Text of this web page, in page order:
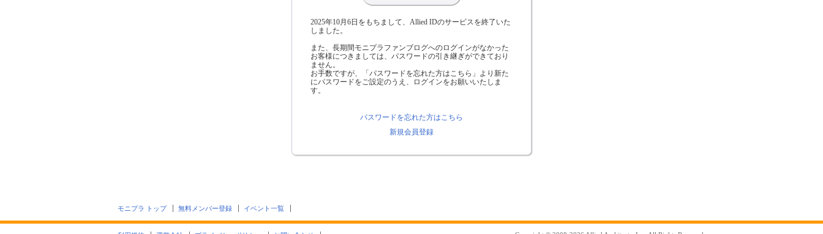
2025年10月6日をもちまして、Allied IDのサービスを終了いた
しました。
また、長期間モニプラファンブログへのログインがなかった
お客様につきましては、パスワードの引き継ぎができており
ません。
お手数ですが、「パスワードを忘れた方はこちら」より新た
にパスワードをご設定のうえ、ログインをお願いいたしま
す。
パスワードを忘れた方はこちら
新規会員登録
モニプラ トップ 無料メンバー登録 イベント一覧